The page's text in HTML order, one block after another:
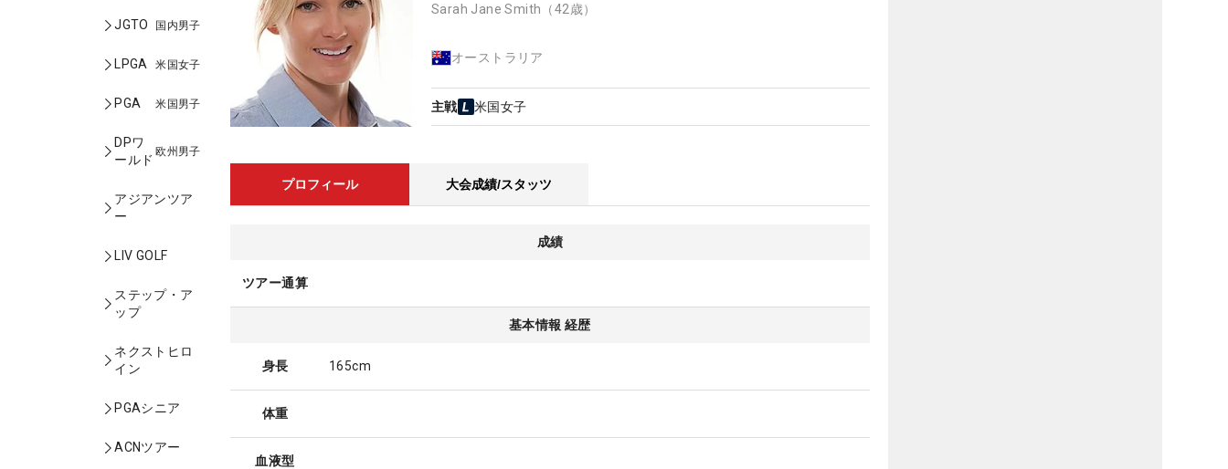
JGTO 国内男子
LPGA 米国女子
PGA 米国男子
DPワ
ールド
欧州男子
アジアンツア
ー
LIV GOLF
ステップ・ア
ップ
ネクストヒロ
イン
PGAシニア
ACNツアー
Sarah Jane Smith （42歳）
オーストラリア
主戦 米国女子
プロフィール 大会成績/スタッツ
成績
ツアー通算
基本情報 経歴
身長 165cm
体重
血液型